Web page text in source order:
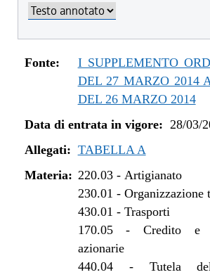
Fonte:
I SUPPLEMENTO
DEL 27 MARZO 2014
DEL 26 MARZO 2014
Data di entrata in vigore: 28/03/
Allegati: TABELLA A
Materia: 220.03- Artigianato
230.01 - Organizzazione
430.01 - Trasporti
170.05-Credito e
azionarie
440.04- Tutela